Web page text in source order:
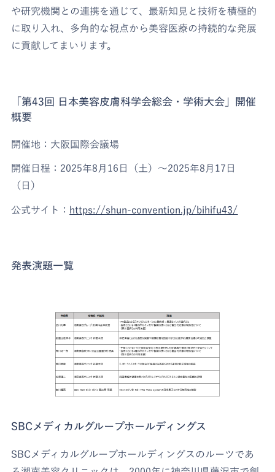
や研究機関との連携を通じて、最新知見と技術を積極的
に取り入れ、多角的な視点から美容医療の持続的な発展
に貢献してまいります。
「第43回 日本美容皮膚科学会総会・学術大会」開催
概要
開催地：大阪国際会議場
開催日程：2025年8月16日（土）～2025年8月17日
（日）
公式サイト： https://shun-convention.jp/bihifu43/
発表演題一覧
SBCメディカルグループホールディングス
SBCメディカルグループホールディングスのルーツであ